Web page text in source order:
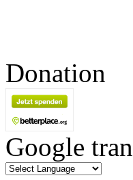
Donation
Google